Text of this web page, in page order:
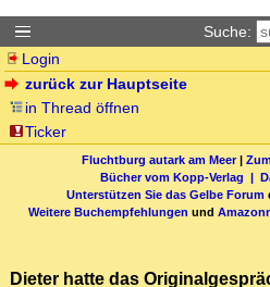
Suche:
Login
zurück zur Hauptseite
in Thread öffnen
Ticker
Fluchtburg autark am Meer|
Bücher vom Kopp-Verlag |
Unterstützen Sie das Gelbe Forum
Weitere Buchempfehlungen und
Dieter hatte das